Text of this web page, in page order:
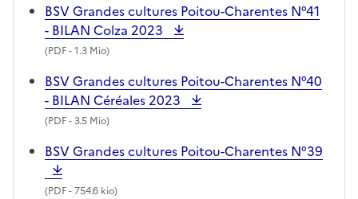
BSV Grandes cultures Poitou-Charentes N°41
- BILAN Colza 2023
(PDF- 1.3 Mio)
BSV Grandes cultures Poitou-Charentes N°40
- BILAN Céréales 2023
(PDF- 3.5 Mio)
BSV Grandes cultures Poitou-Charentes N°39
(PDF- 754.6 kio)